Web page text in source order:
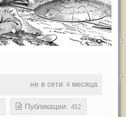
не в сети 4 месяца
Публикации: 432